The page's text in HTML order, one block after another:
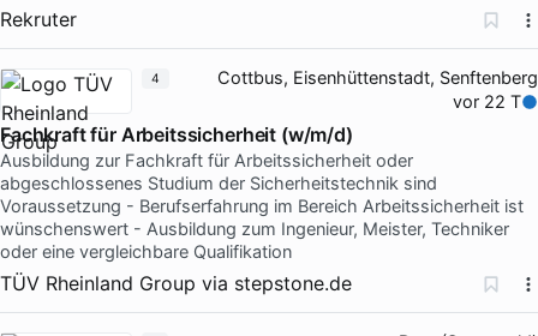
Rekruter
Cottbus, Eisenhüttenstadt, Senftenberg
vor 22 T
Fachkraft für Arbeitssicherheit (w/m/d)
Ausbildung zur Fachkraft für Arbeitssicherheit oder
abgeschlossenes Studium der Sicherheitstechnik sind
Voraussetzung - Berufserfahrung im Bereich Arbeitssicherheit ist
wünschenswert - Ausbildung zum Ingenieur, Meister, Techniker
oder eine vergleichbare Qualifikation
TÜV Rheinland Group via stepstone.de
4